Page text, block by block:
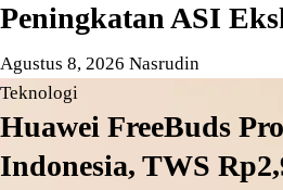
Peningkatan ASI
Agustus 8, 2026 Nasrudin
Teknologi
Huawei FreeBuds
Indonesia, TWS